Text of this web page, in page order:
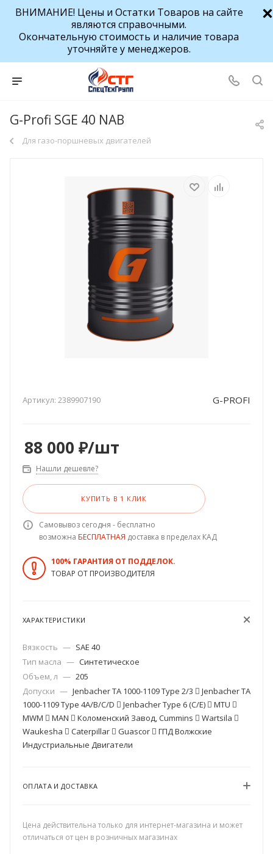
ВНИМАНИЕ! Цены и Остатки Товаров на сайте
являются справочными.
Окончательную стоимость и наличие товара
уточняйте у менеджеров.
G-Profi SGE 40 NAB
Для газо-поршневых двигателей
Артикул: 2389907190 G-PROFI
88 000 ₽/шт
Нашли дешевле?
КУПИТЬ В 1 КЛИК
Самовывоз сегодня - бесплатно
возможна БЕСПЛАТНАЯ доставка в пределах КАД
100% ГАРАНТИЯ ОТ ПОДДЕЛОК.
ТОВАР ОТ ПРОИЗВОДИТЕЛЯ
ХАРАКТЕРИСТИКИ
Вязкость — SAE 40
Тип масла — Синтетическое
Объем, л — 205
Допуски — Jenbacher TA 1000-1109 Type 2/3  Jenbacher TA
1000-1109 Type 4A/B/C/D  Jenbacher Type 6 (C/E)  MTU 
MWM  MAN  Коломенский Завод, Cummins  Wartsila 
Waukesha  Caterpillar  Guascor  ГПД Волжские
Индустриальные Двигатели
ОПЛАТА И ДОСТАВКА
Цена действительна только для интернет-магазина и может
отличаться от цен в розничных магазинах